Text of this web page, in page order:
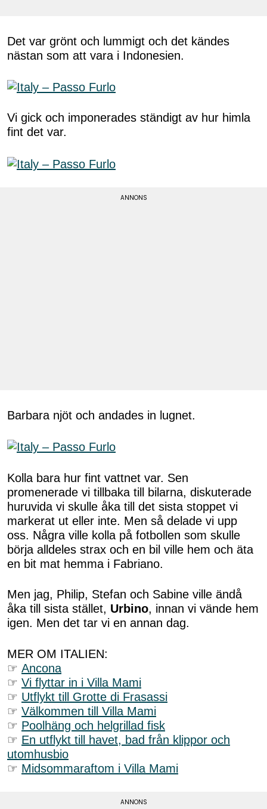
Det var grönt och lummigt och det kändes
nästan som att vara i Indonesien.
Vi gick och imponerades ständigt av hur himla
fint det var.
Barbara njöt och andades in lugnet.
Kolla bara hur fint vattnet var. Sen
promenerade vi tillbaka till bilarna, diskuterade
huruvida vi skulle åka till det sista stoppet vi
markerat ut eller inte. Men så delade vi upp
oss. Några ville kolla på fotbollen som skulle
börja alldeles strax och en bil ville hem och äta
en bit mat hemma i Fabriano.
Men jag, Philip, Stefan och Sabine ville ändå
åka till sista stället, Urbino, innan vi vände hem
igen. Men det tar vi en annan dag.
MER OM ITALIEN:
☞ Ancona
☞ Vi flyttar in i Villa Mami
☞ Utflykt till Grotte di Frasassi
☞ Välkommen till Villa Mami
☞ Poolhäng och helgrillad fisk
☞ En utflykt till havet, bad från klippor och
utomhusbio
☞ Midsommaraftom i Villa Mami